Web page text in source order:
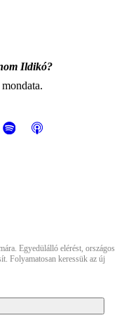
Ildikó?
Egyedülálló elérést, országos
Folyamatosan keressük az új